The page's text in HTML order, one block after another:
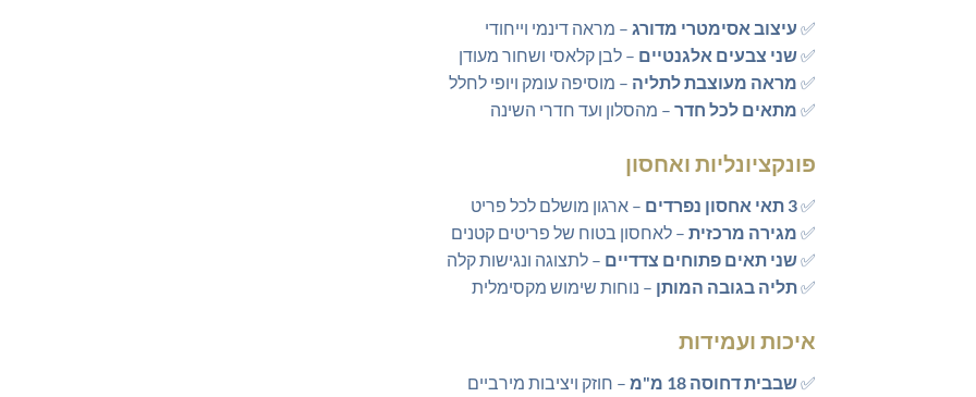
✅ עיצוב אסימטרי מדורג – מראה דינמי וייחודי
✅שני צבעים אלגנטיים – לבן קלאסי ושחור מעודן
✅ מראה מעוצבת לתליה – מוסיפה עומק ויופי לחלל
✅ מתאים לכל חדר – מהסלון ועד חדרי השינה
פונקציונליות ואחסון
✅3 תאי אחסון נפרדים
– ארגון מושלם לכל פריט
✅ מגירה מרכזית – לאחסון בטוח של פריטים קטנים
✅שני תאים פתוחים צדדיים – לתצוגה ונגישות קלה
✅תליה בגובה המותן – נוחות שימוש מקסימלית
איכות ועמידות
✅שבבית דחוסה 18 מ"מ
– חוזק ויציבות מירביים